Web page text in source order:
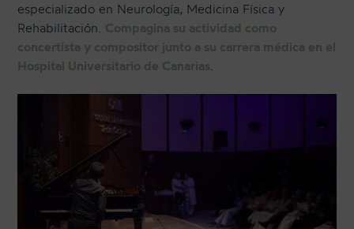
especializado en Neurología, Medicina Física y
Rehabilitación. Compagina su actividad como
concertista y compositor junto a su carrera médica en el
Hospital Universitario de Canarias.